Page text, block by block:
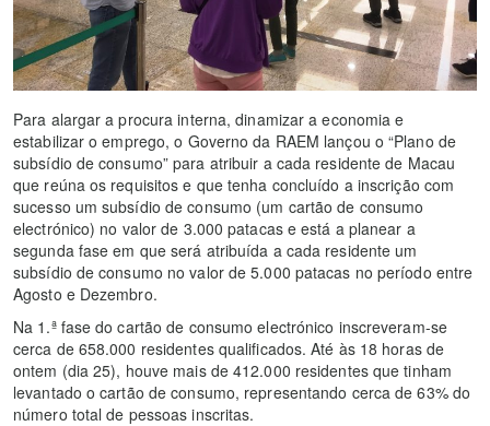
Para alargar a procura interna, dinamizar a economia e
estabilizar o emprego, o Governo da RAEM lançou o “Plano de
subsídio de consumo” para atribuir a cada residente de Macau
que reúna os requisitos e que tenha concluído a inscrição com
sucesso um subsídio de consumo (um cartão de consumo
electrónico) no valor de 3.000 patacas e está a planear a
segunda fase em que será atribuída a cada residente um
subsídio de consumo no valor de 5.000 patacas no período entre
Agosto e Dezembro.
Na 1.ª fase do cartão de consumo electrónico inscreveram-se
cerca de 658.000 residentes qualificados. Até às 18 horas de
ontem (dia 25), houve mais de 412.000 residentes que tinham
levantado o cartão de consumo, representando cerca de 63% do
número total de pessoas inscritas.